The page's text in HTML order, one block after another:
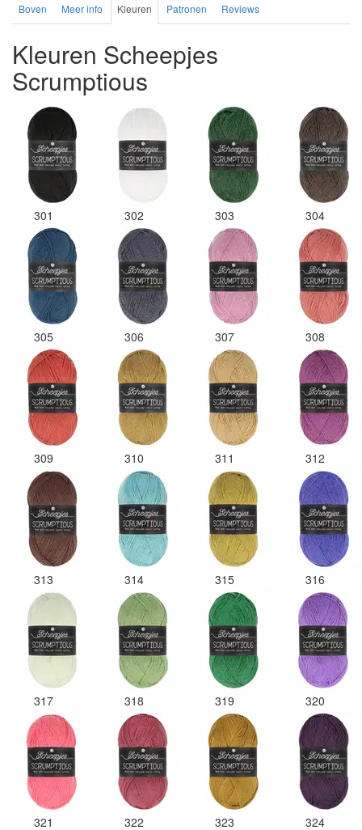
Boven Meer info Kleuren Patronen Reviews
Kleuren Scheepjes
Scrumptious
301 302 303 304
305 306 307 308
309 310 311 312
313 314 315 316
317 318 319 320
321 322 323 324